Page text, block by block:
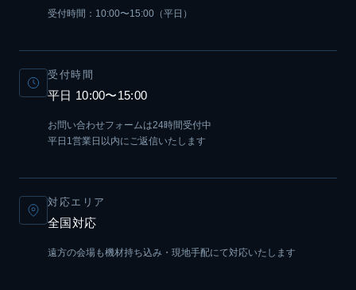
受付時間：10:00〜15:00（平日）
受付時間
平日 10:00〜15:00
お問い合わせフォームは24時間受付中
平日1営業日以内にご返信いたします
対応エリア
全国対応
遠方の会場も機材持ち込み・現地手配にて対応いたします